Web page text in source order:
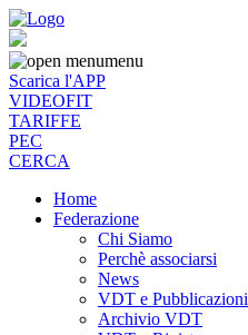
menu
Scarica l'APP
VIDEOFIT
TARIFFE
PEC
CERCA
Home
Federazione
Chi Siamo
Perchè associarsi
News
VDT e Pubblicazioni
Archivio VDT